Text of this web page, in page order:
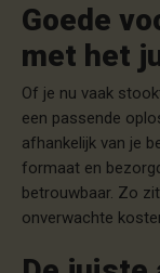
Goede
met het
Of je nu vaak
een passende
afhankelijk van je
formaat en
betrouwbaar. Zo
onverwachte